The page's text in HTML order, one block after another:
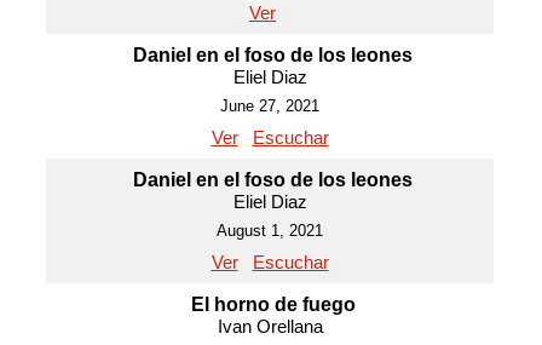
Ver
Daniel en el foso de los leones
Eliel Diaz
June 27, 2021
Ver Escuchar
Daniel en el foso de los leones
Eliel Diaz
August 1, 2021
Ver Escuchar
El horno de fuego
Ivan Orellana